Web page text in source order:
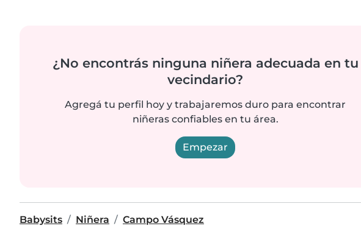
¿No encontrás ninguna niñera adecuada en tu
vecindario?
Agregá tu perfil hoy y trabajaremos duro para encontrar
niñeras confiables en tu área.
Empezar
Babysits Niñera Campo Vásquez